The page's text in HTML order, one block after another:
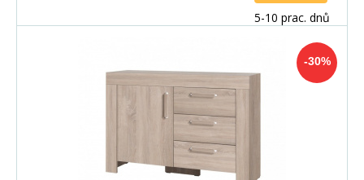
5-10 prac. dnů
-30%